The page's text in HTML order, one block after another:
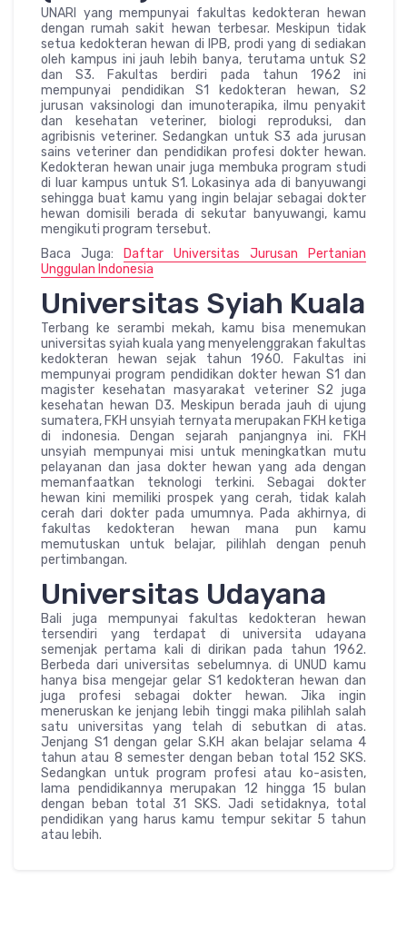
UNARI yang mempunyai fakultas kedokteran hewan
dengan rumah sakit hewan terbesar. Meskipun tidak
setua kedokteran hewan di IPB, prodi yang di sediakan
oleh kampus ini jauh lebih banya, terutama untuk S2
dan S3. Fakultas berdiri pada tahun 1962 ini
mempunyai pendidikan S1 kedokteran hewan, S2
jurusan vaksinologi dan imunoterapika, ilmu penyakit
dan kesehatan veteriner, biologi reproduksi, dan
agribisnis veteriner. Sedangkan untuk S3 ada jurusan
sains veteriner dan pendidikan profesi dokter hewan.
Kedokteran hewan unair juga membuka program studi
di luar kampus untuk S1. Lokasinya ada di banyuwangi
sehingga buat kamu yang ingin belajar sebagai dokter
hewan domisili berada di sekutar banyuwangi, kamu
mengikuti program tersebut.
Baca Juga:
Daftar Universitas Jurusan Pertanian
Unggulan Indonesia
Universitas Syiah Kuala
Terbang ke serambi mekah, kamu bisa menemukan
universitas syiah kuala yang menyelenggrakan fakultas
kedokteran hewan sejak tahun 1960. Fakultas ini
mempunyai program pendidikan dokter hewan S1 dan
magister kesehatan masyarakat veteriner S2 juga
kesehatan hewan D3. Meskipun berada jauh di ujung
sumatera, FKH unsyiah ternyata merupakan FKH ketiga
di indonesia. Dengan sejarah panjangnya ini. FKH
unsyiah mempunyai misi untuk meningkatkan mutu
pelayanan dan jasa dokter hewan yang ada dengan
memanfaatkan teknologi terkini. Sebagai dokter
hewan kini memiliki prospek yang cerah, tidak kalah
cerah dari dokter pada umumnya. Pada akhirnya, di
fakultas kedokteran hewan mana pun kamu
memutuskan untuk belajar, pilihlah dengan penuh
pertimbangan.
Universitas Udayana
Bali juga mempunyai fakultas kedokteran hewan
tersendiri yang terdapat di universita udayana
semenjak pertama kali di dirikan pada tahun 1962.
Berbeda dari universitas sebelumnya. di UNUD kamu
hanya bisa mengejar gelar S1 kedokteran hewan dan
juga profesi sebagai dokter hewan. Jika ingin
meneruskan ke jenjang lebih tinggi maka pilihlah salah
satu universitas yang telah di sebutkan di atas.
Jenjang S1 dengan gelar S.KH akan belajar selama 4
tahun atau 8 semester dengan beban total 152 SKS.
Sedangkan untuk program profesi atau ko-asisten,
lama pendidikannya merupakan 12 hingga 15 bulan
dengan beban total 31 SKS. Jadi setidaknya, total
pendidikan yang harus kamu tempur sekitar 5 tahun
atau lebih.